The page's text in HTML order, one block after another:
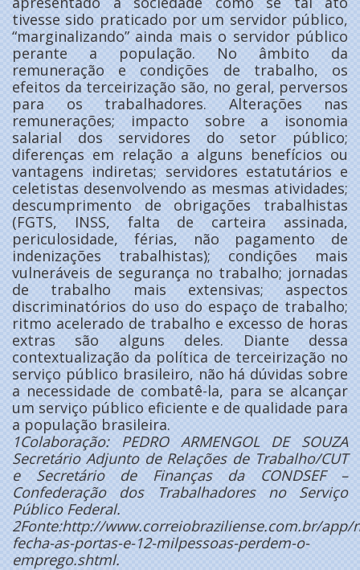
tivesse sido praticado por um servidor público,
“marginalizando” ainda mais o servidor público
perante a população. No âmbito da
remuneração e condições de trabalho, os
efeitos da terceirização são, no geral, perversos
para os trabalhadores. Alterações nas
remunerações; impacto sobre a isonomia
salarial dos servidores do setor público;
diferenças em relação a alguns benefícios ou
vantagens indiretas; servidores estatutários e
celetistas desenvolvendo as mesmas atividades;
descumprimento de obrigações trabalhistas
(FGTS, INSS, falta de carteira assinada,
periculosidade, férias, não pagamento de
indenizações trabalhistas); condições mais
vulneráveis de segurança no trabalho; jornadas
de trabalho mais extensivas; aspectos
discriminatórios do uso do espaço de trabalho;
ritmo acelerado de trabalho e excesso de horas
extras são alguns deles. Diante dessa
contextualização da política de terceirização no
serviço público brasileiro, não há dúvidas sobre
a necessidade de combatê-la, para se alcançar
um serviço público eficiente e de qualidade para
a população brasileira.
1Colaboração: PEDRO ARMENGOL DE SOUZA
Secretário Adjunto de Relações de Trabalho/CUT
e Secretário de Finanças da CONDSEF –
Confederação dos Trabalhadores no Serviço
Público Federal.
2Fonte:http://www.correiobraziliense.com.br/
fecha-as-portas-e-12-milpessoas-perdem-o-
emprego.shtml.